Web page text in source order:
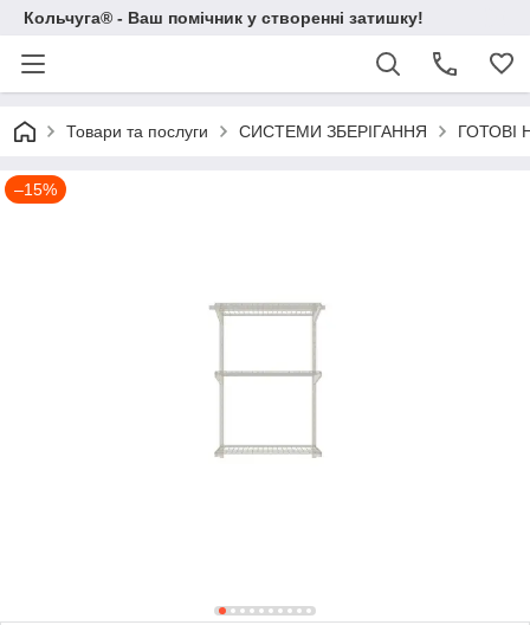
Кольчуга® - Ваш помічник у створенні затишку!
Товари та послуги СИСТЕМИ ЗБЕРІГАННЯ ГОТОВІ
–15%